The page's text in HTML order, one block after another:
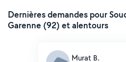
Dernières demandes pour
Garenne (92) et alentours
Murat B.